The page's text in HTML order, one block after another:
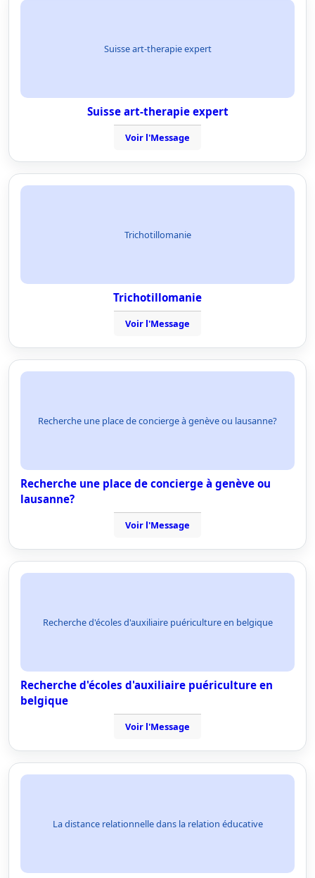
Suisse art-therapie expert
Suisse art-therapie expert
Voir l'Message
Trichotillomanie
Trichotillomanie
Voir l'Message
Recherche une place de concierge à genève ou lausanne?
Recherche une place de concierge à genève ou
lausanne?
Voir l'Message
Recherche d'écoles d'auxiliaire puériculture en belgique
Recherche d'écoles d'auxiliaire puériculture en
belgique
Voir l'Message
La distance relationnelle dans la relation éducative